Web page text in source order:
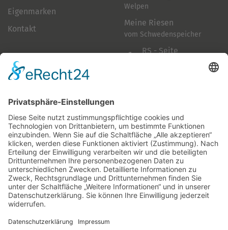
Eigenmarken
Kontakt
Welpen
Meine Riesen
vom Schwedenspeicher
RS - Seite
Folge mir
Zahlungsarten
& Vorab-Überweisung
Alle Preise inkl. gesetzl. Mehrwertsteuer zzgl.